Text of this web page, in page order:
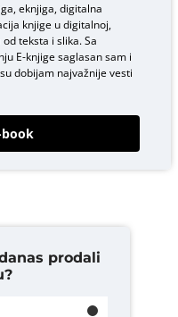
eknjiga, digitalna
knjige u digitalnoj,
teksta i slika. Sa
E-knjigesaglasan sam i
dobijam najvažnije vesti
book
prodali